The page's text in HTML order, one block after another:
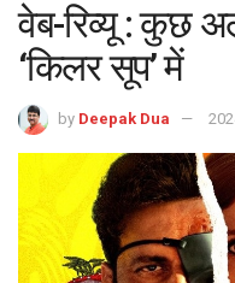
वेब-रिव्यू : कुछ
‘किलर सूप’ में
by Deepak Dua